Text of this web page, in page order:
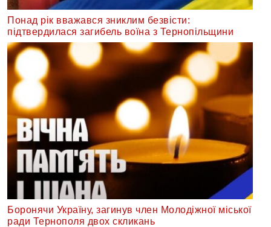
Понад рік вважався зниклим безвісти:
підтвердилася загибель воїна з Тернопільщини
Боронячи Україну, загинув член Молодіжної міської
ради Тернополя двох скликань